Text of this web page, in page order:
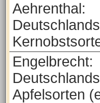
Aehrenthal:
Deutschlands
Engelbrecht:
Deutschlands
Apfelsorten